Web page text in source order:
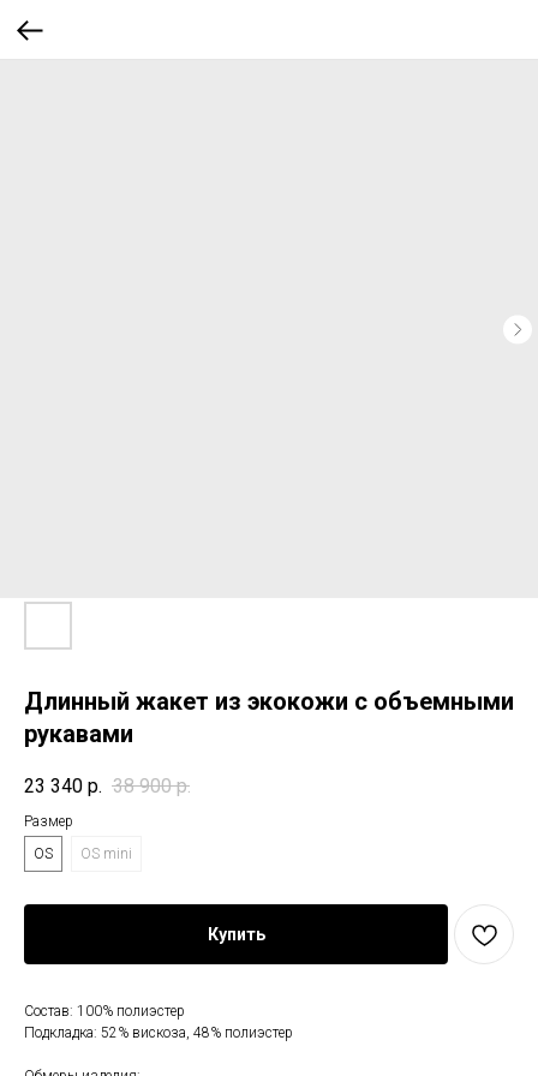
Длинный жакет из экокожи с объемными
рукавами
23 340 р. 38 900 р.
Размер
OS
OS mini
Купить
Состав: 100% полиэстер
Подкладка: 52% вискоза, 48% полиэстер